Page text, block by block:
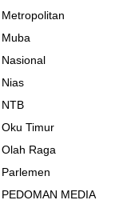
Metropolitan
Muba
Nasional
Nias
NTB
Oku Timur
Olah Raga
Parlemen
PEDOMAN MEDIA